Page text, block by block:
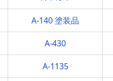
A-140 塗装品
A-430
A-1135